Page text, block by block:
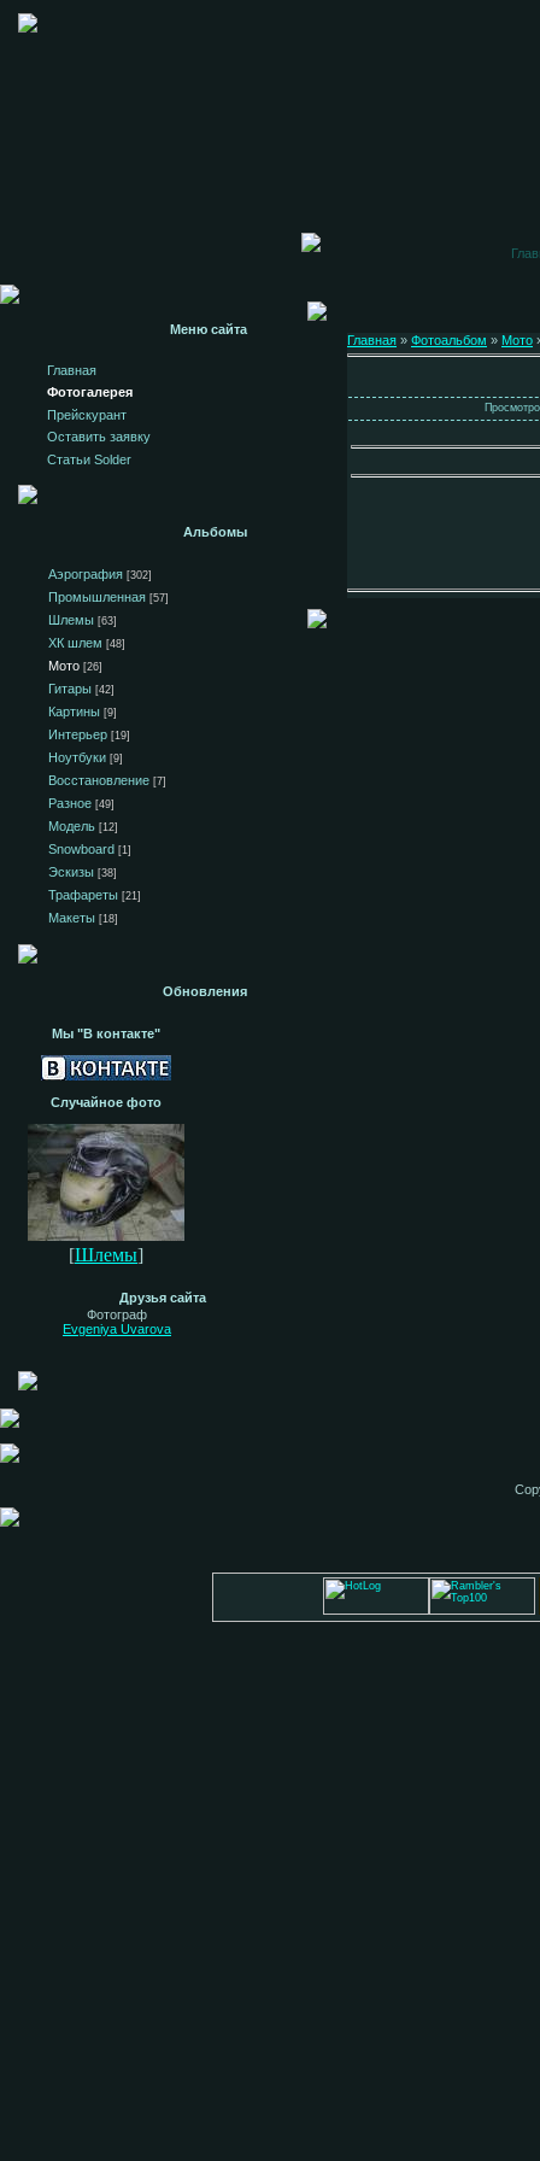
Меню сайта
Главная
Фотогалерея
Прейскурант
Оставить заявку
Статьи Solder
Альбомы
Аэрография [302]
Промышленная [57]
Шлемы [63]
ХК шлем [48]
Мото [26]
Гитары [42]
Картины [9]
Интерьер [19]
Ноутбуки [9]
Восстановление [7]
Разное [49]
Модель [12]
Snowboard [1]
Эскизы [38]
Трафареты [21]
Макеты [18]
Обновления
Мы "В контакте"
Случайное фото
[Шлемы]
Друзья сайта
Фотограф
Evgeniya Uvarova
Главная » Фотоальбом » Мото